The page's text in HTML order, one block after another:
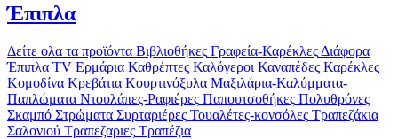
Έπιπλα
Δείτε ολα τα προϊόντα Βιβλιοθήκες Γραφεία-Καρέκλες Διάφορα
Έπιπλα TV Ερμάρια Καθρέπτες Καλόγεροι Καναπέδες Καρέκλες
Κομοδίνα Κρεβάτια Κουρτινόξυλα Μαξιλάρια-Καλύμματα-
Παπλώματα Ντουλάπες-Ραφιέρες Παπουτσοθήκες Πολυθρόνες
Σκαμπό Στρώματα Συρταριέρες Τουαλέτες-κονσόλες Τραπεζάκια
Σαλονιού Τραπεζαριες Τραπέζια